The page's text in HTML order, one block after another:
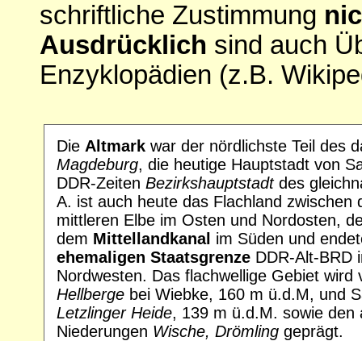
schriftliche Zustimmung
Ausdrücklich sind auch
Enzyklopädien (z.B.
Die Altmark war der nördlichste Teil des
Magdeburg, die heutige Hauptstadt von
DDR-Zeiten Bezirkshauptstadtdes
A. ist auch heute das Flachland zwischen
mittleren Elbe im Osten und Nordosten,
dem Mittellandkanal im Süden und
ehemaligen Staatsgrenze DDR-Alt-BRD
Nordwesten. Das flachwellige Gebiet wird
Hellberge bei Wiebke, 160 m ü.d.M, und
Letzlinger Heide, 139 m ü.d.M. sowie den
Niederungen Wische, Drömling geprägt.